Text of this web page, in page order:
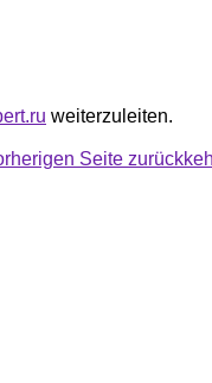
weiterzuleiten.
Seite